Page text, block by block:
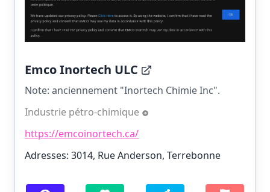
Emco Inortech ULC
Note: anciennement "Inortech Chimie Inc".
Industrie pétro-chimique
https://emcoinortech.ca/
Adresses: 3014, Rue Anderson, Terrebonne